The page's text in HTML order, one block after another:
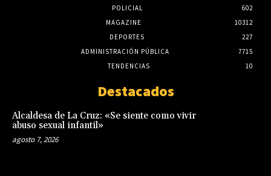
POLICIAL
602
MAGAZINE
10312
DEPORTES
227
ADMINISTRACIÓN PÚBLICA
7715
TENDENCIAS
10
Destacados
Alcaldesa de La Cruz: «Se siente como vivir
abuso sexual infantil»
agosto 7, 2026